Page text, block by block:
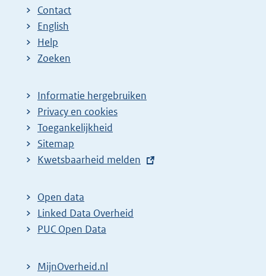
Contact
English
Help
Zoeken
Informatie hergebruiken
Privacy en cookies
Toegankelijkheid
Sitemap
E
t
e
r
l
Kwetsbaarheid melden
Open data
Linked Data Overheid
PUC Open Data
MijnOverheid.nl